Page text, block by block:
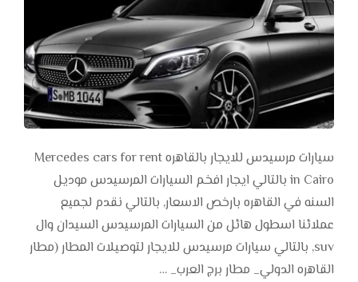
سيارات مرسيدس للايجار بالقاهره Mercedes cars for rent
in Cairo بالتالي ايجار افخم السيارات المرسيدس موديل
السنه في القاهره بارخص الاسعار, بالتالي نقدم لجميع
عملائنا اسطول هائل من السيارات المرسيدس السيدان وال
suv, بالتالي سيارات مرسيدس للايجار لتوصيلات المطار (مطار
القاهره الدولي_ مطار برج العرب_ …